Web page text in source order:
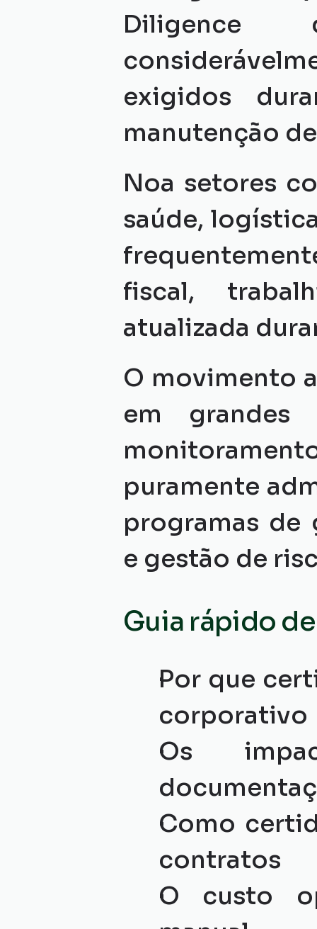
Diligence
exigidos
manutenção
Noa setores
saúde,
fiscal,
atualizada
O movimento
em grandes
puramente
programas de
e gestão de
Guia rápido
Por que
corporativo
Os
Como
contratos
O custo